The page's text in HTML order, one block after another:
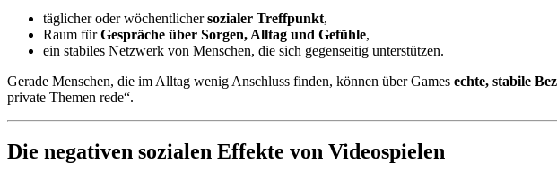
täglicher oder wöchentlichersozialer Treffpunkt,
Raum fürGespräche über Sorgen, Alltag und Gefühle,
ein stabiles Netzwerk von Menschen, die sich gegenseitig unterstützen.
Gerade Menschen, die im Alltag wenig Anschluss finden, können über Games echte, stabile
private Themen rede“.
Die negativen sozialen Effekte von Videospielen